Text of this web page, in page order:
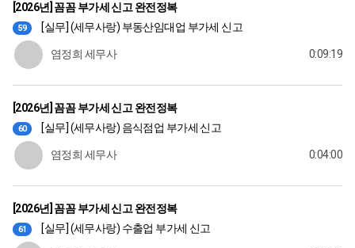
[2026년] 꼼꼼 부가세 신고 완전정복
59 [실무] (세무사랑) 부동산임대업 부가세 신고
염정희 세무사 0:09:19
[2026년] 꼼꼼 부가세 신고 완전정복
60 [실무] (세무사랑) 음식점업 부가세 신고
염정희 세무사 0:04:00
[2026년] 꼼꼼 부가세 신고 완전정복
61 [실무] (세무사랑) 수출업 부가세 신고